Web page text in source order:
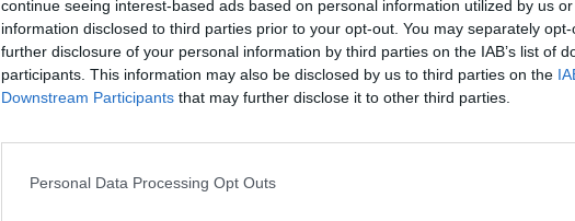
continue seeing interest-based ads based on personal information utilized by us
information disclosed to third parties prior to your opt-out. You may separately
further disclosure of your personal information by third parties on the IAB’s list of
participants. This information may also be disclosed by us to third parties on the
Downstream Participants that may further disclose it to other third parties.
Personal Data Processing Opt Outs
Cinema·Flipper·Giudicare· LA NUMERO 1